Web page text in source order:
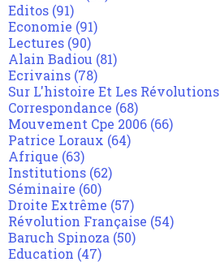
Editos (91)
Economie (91)
Lectures (90)
Alain Badiou (81)
Ecrivains (78)
Sur L'histoire Et Les Révolutions
Correspondance (68)
Mouvement Cpe 2006 (66)
Patrice Loraux (64)
Afrique (63)
Institutions (62)
Séminaire (60)
Droite Extrême (57)
Révolution Française (54)
Baruch Spinoza (50)
Education (47)